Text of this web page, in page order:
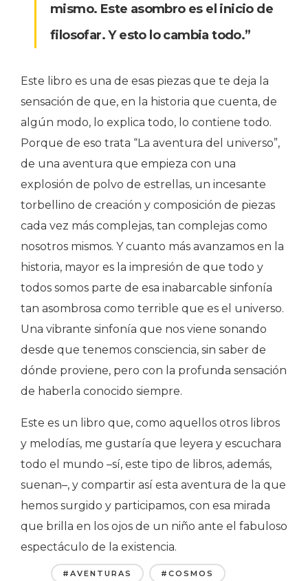
mismo. Este asombro es el inicio de
filosofar. Y esto lo cambia todo.”
Este libro es una de esas piezas que te deja la
sensación de que, en la historia que cuenta, de
algún modo, lo explica todo, lo contiene todo.
Porque de eso trata “La aventura del universo”,
de una aventura que empieza con una
explosión de polvo de estrellas, un incesante
torbellino de creación y composición de piezas
cada vez más complejas, tan complejas como
nosotros mismos. Y cuanto más avanzamos en la
historia, mayor es la impresión de que todo y
todos somos parte de esa inabarcable sinfonía
tan asombrosa como terrible que es el universo.
Una vibrante sinfonía que nos viene sonando
desde que tenemos consciencia, sin saber de
dónde proviene, pero con la profunda sensación
de haberla conocido siempre.
Este es un libro que, como aquellos otros libros
y melodías, me gustaría que leyera y escuchara
todo el mundo –sí, este tipo de libros, además,
suenan–, y compartir así esta aventura de la que
hemos surgido y participamos, con esa mirada
que brilla en los ojos de un niño ante el fabuloso
espectáculo de la existencia.
#AVENTURAS #COSMOS